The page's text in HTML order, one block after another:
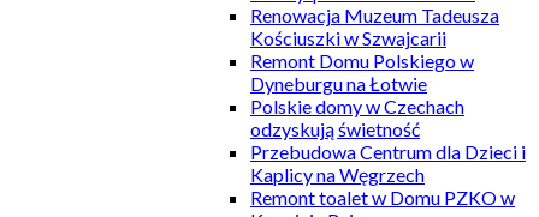
Renowacja Muzeum Tadeusza
Kościuszki w Szwajcarii
Remont Domu Polskiego w
Dyneburgu na Łotwie
Polskie domy w Czechach
odzyskują świetność
Przebudowa Centrum dla Dzieci i
Kaplicy na Węgrzech
Remont toalet w Domu PZKO w